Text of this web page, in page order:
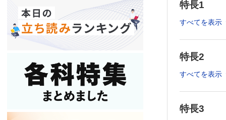
特長1
すべてを表示
特長2
すべてを表示
特長3